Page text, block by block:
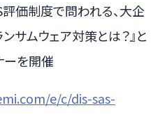
評価制度で問われる、大企
サムウェア対策とは？』と
ーを開催
e/c/dis-sas-